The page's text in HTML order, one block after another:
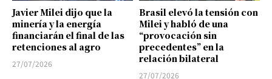
Javier Milei dijo que la
minería y la energía
financiarán el final de las
retenciones al agro
27/07/2026
Brasil elevó la tensión con
Milei y habló de una
“provocación sin
precedentes” en la
relación bilateral
27/07/2026